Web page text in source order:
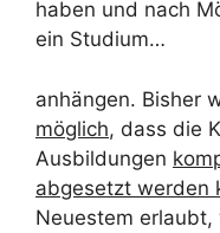
haben und nach
ein Studium…
anhängen. Bisher
möglich, dass die
Ausbildungen
abgesetzt werden
Neuestem